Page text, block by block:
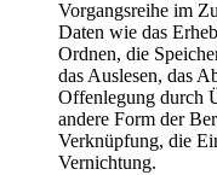
Vorgangsreihe im
Daten wie das
Ordnen, die
das Auslesen, das
Offenlegung durch
andere Form der
Verknüpfung, die
Vernichtung.